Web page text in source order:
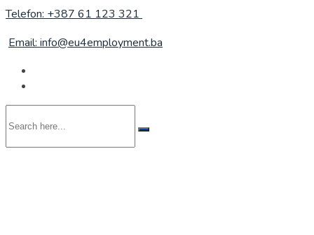
Telefon: +387 61 123 321
Email: info@eu4employment.ba
here...